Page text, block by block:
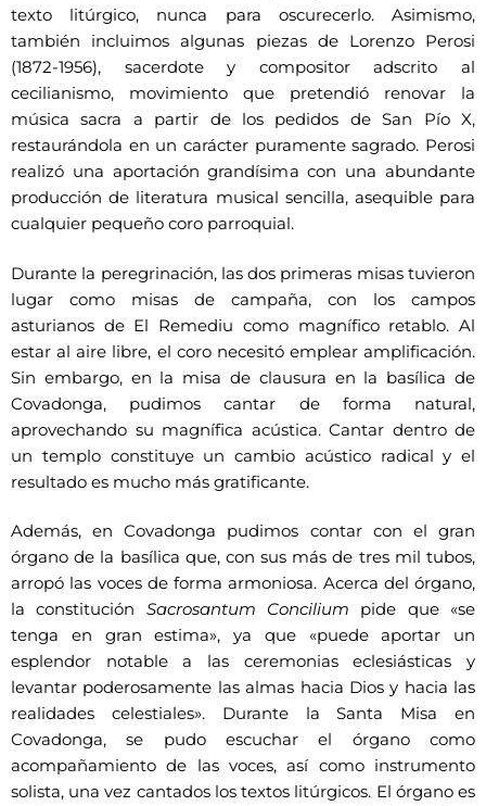
texto litúrgico, nunca para oscurecerlo. Asimismo,
también incluimos algunas piezas de Lorenzo Perosi
(1872-1956), sacerdote y compositor adscrito al
cecilianismo, movimiento que pretendió renovar la
música sacra a partir de los pedidos de San Pío X,
restaurándola en un carácter puramente sagrado. Perosi
realizó una aportación grandísima con una abundante
producción de literatura musical sencilla, asequible para
cualquier pequeño coro parroquial.
Durante la peregrinación, las dos primeras misas tuvieron
lugar como misas de campaña, con los campos
asturianos de El Remediu como magnífico retablo. Al
estar al aire libre, el coro necesitó emplear amplificación.
Sin embargo, en la misa de clausura en la basílica de
Covadonga, pudimos cantar de forma natural,
aprovechando su magnífica acústica. Cantar dentro de
un templo constituye un cambio acústico radical y el
resultado es mucho más gratificante.
Además, en Covadonga pudimos contar con el gran
órgano de la basílica que, con sus más de tres mil tubos,
arropó las voces de forma armoniosa. Acerca del órgano,
la constitución Sacrosantum Concilium pide que «se
tenga en gran estima», ya que «puede aportar un
esplendor notable a las ceremonias eclesiásticas y
levantar poderosamente las almas hacia Dios y hacia las
realidades celestiales». Durante la Santa Misa en
Covadonga, se pudo escuchar el órgano como
acompañamiento de las voces, así como instrumento
solista, una vez cantados los textos litúrgicos. El órgano es